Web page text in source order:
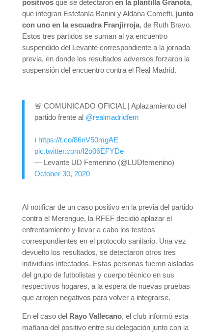
positivosque se detectaron en la plantilla Granota,
que integran Estefanía Banini y Aldana Cometti, junto
con uno en la escuadra Franjirroja, de Ruth Bravo.
Estos tres partidos se suman al ya encuentro
suspendido del Levante correspondiente a la jornada
previa, en donde los resultados adversos forzaron la
suspensión del encuentro contra el Real Madrid.
🚨 COMUNICADO OFICIAL | Aplazamiento del
partido frente al @realmadridfem
ℹ️ https://t.co/86nV50mgAE
pic.twitter.com/I2o06EFYDe
— Levante UD Femenino (@LUDfemenino)
October 30, 2020
Al notificar de un caso positivo en la previa del partido
contra el Merengue, la RFEF decidió aplazar el
enfrentamiento y llevar a cabo los testeos
correspondientes en el protocolo sanitario. Una vez
devuelto los resultados, se detectaron otros tres
individuos infectados. Estas personas fueron aisladas
del grupo de futbolistas y cuerpo técnico en sus
respectivos hogares, a la espera de nuevas pruebas
que arrojen negativos para volver a integrarse.
En el caso del Rayo Vallecano, el club informó esta
mañana del positivo entre su delegación junto con la